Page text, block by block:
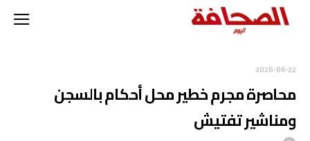
2026-06-22
محاصرة مجرم خطير محل أحكام بالسجن
ومناشير تفتيش